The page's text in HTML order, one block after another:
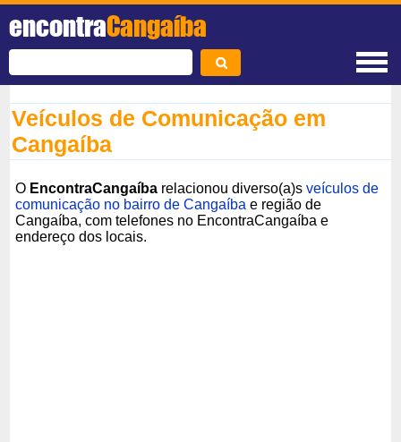
encontraCangaíba
Veículos de Comunicação em
Cangaíba
O EncontraCangaíba relacionou diverso(a)sveículos de
comunicação no bairro de Cangaíba e região de
Cangaíba, com telefones no EncontraCangaíba e
endereço dos locais.